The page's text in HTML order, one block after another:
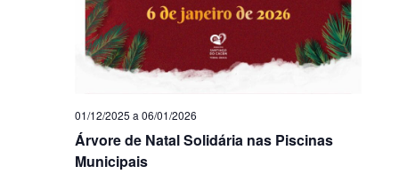
01/12/2025 a06/01/2026
Árvore de Natal Solidária nas Piscinas
Municipais